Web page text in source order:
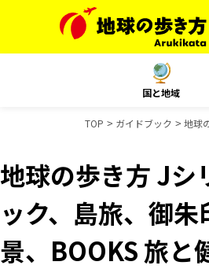
国と地域
TOP ガイドブック 地球
地球の歩き方 Jシ
ック、島旅、御
景、BOOKS 旅と